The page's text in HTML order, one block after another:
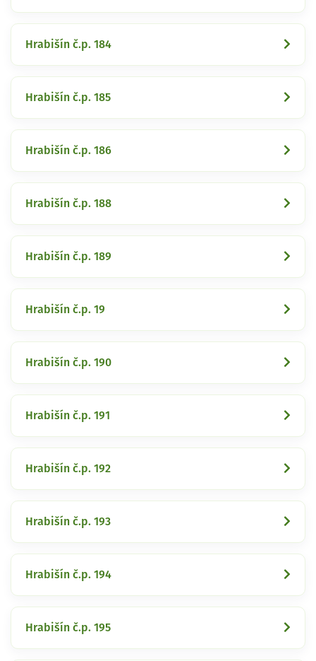
Hrabišín č.p. 184
Hrabišín č.p. 185
Hrabišín č.p. 186
Hrabišín č.p. 188
Hrabišín č.p. 189
Hrabišín č.p. 19
Hrabišín č.p. 190
Hrabišín č.p. 191
Hrabišín č.p. 192
Hrabišín č.p. 193
Hrabišín č.p. 194
Hrabišín č.p. 195